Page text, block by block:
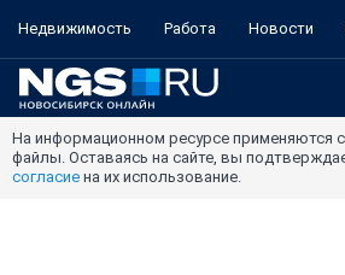
Недвижимость Работа Новости
На информационном ресурсе применяются
файлы. Оставаясь на сайте, вы
согласие на их использование.